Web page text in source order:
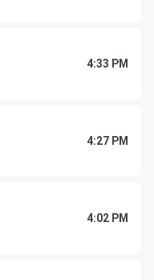
4:33 PM
4:27 PM
4:02 PM